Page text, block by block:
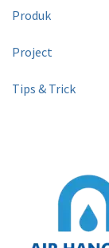
Produk
Project
Tips & Trick